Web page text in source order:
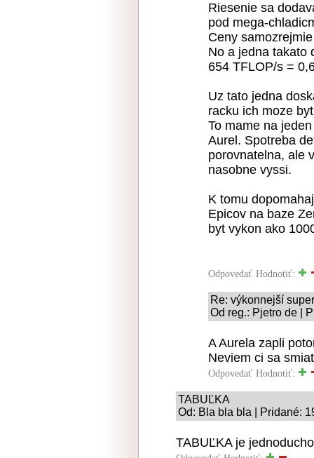
Riesenie sa
pod mega-
Ceny
No a jedna takato
654 TFLOP/s =
Uz tato jedna
racku ich moze
To mame na
Aurel. Spotreba
porovnatelna, ale
nasobne vyssi.
K tomu
Epicov na baze
byt vykon ako
Odpovedať Hodnotiť:
Re: výkonnejší
Od reg.: Pjetro de |
A Aurela zapli
Neviem ci sa
Odpovedať Hodnotiť:
TABUĽKA
Od: Bla bla bla | Pridané:
TABUĽKA je